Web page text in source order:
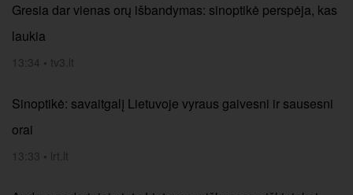
Gresia dar vienas orų išbandymas: sinoptikė perspėja, kas
laukia
13:34 • tv3.lt
Sinoptikė: savaitgalį Lietuvoje vyraus gaivesni ir sausesni
orai
13:33 • lrt.lt